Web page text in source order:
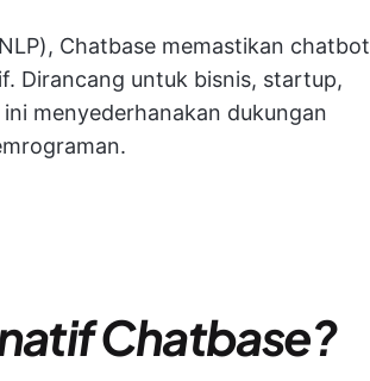
Chatbase memastikan chatbot
Dirancang untuk bisnis, startup,
menyederhanakan dukungan
Chatbase?